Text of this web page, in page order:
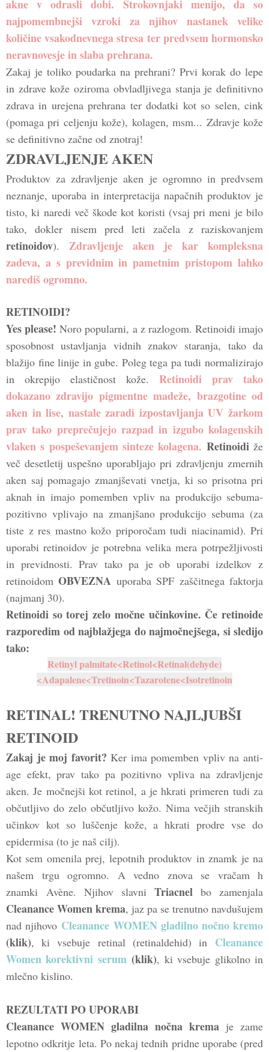
akne v odrasli dobi. Strokovnjaki menijo, da so
najpomembnejši vzroki za njihov nastanek velike
količine vsakodnevnega stresa ter predvsem hormonsko
neravnovesje in slaba prehrana.
Zakaj je toliko poudarka na prehrani? Prvi korak do lepe
in zdrave kože oziroma obvladljivega stanja je definitivno
zdrava in urejena prehrana ter dodatki kot so selen, cink
(pomaga pri celjenju kože), kolagen, msm... Zdravje kože
se definitivno začne od znotraj!
ZDRAVLJENJE AKEN
Produktov za zdravljenje aken je ogromno in predvsem
neznanje, uporaba in interpretacija napačnih produktov je
tisto, ki naredi več škode kot koristi (vsaj pri meni je bilo
tako, dokler nisem pred leti začela z raziskovanjem
retinoidov). Zdravljenje aken je kar kompleksna
zadeva, a s previdnim in pametnim pristopom lahko
narediš ogromno.
RETINOIDI?
Yes please!Noro popularni, a z razlogom. Retinoidi imajo
sposobnost ustavljanja vidnih znakov staranja, tako da
blažijo fine linije in gube. Poleg tega pa tudi normalizirajo
in okrepijo elastičnost kože. Retinoidi prav tako
dokazano zdravijo pigmentne madeže, brazgotine od
aken in lise, nastale zaradi izpostavljanja UV žarkom
prav tako preprečujejo razpad in izgubo kolagenskih
vlaken s pospeševanjem sinteze kolagena. Retinoidiže
več desetletij uspešno uporabljajo pri zdravljenju zmernih
aken saj pomagajo zmanjševati vnetja, ki so prisotna pri
aknah in imajo pomemben vpliv na produkcijo sebuma-
pozitivno vplivajo na zmanjšano produkcijo sebuma (za
tiste z res mastno kožo priporočam tudi niacinamid). Pri
uporabi retinoidov je potrebna velika mera potrpežljivosti
in previdnosti. Prav tako pa je ob uporabi izdelkov z
retinoidomOBVEZNA uporaba SPF zaščitnega faktorja
(najmanj 30).
Retinoidi so torej zelo močne učinkovine. Če retinoide
razporedim od najblažjega do najmočnejšega, si sledijo
tako:
Retinyl palmitate<Retinol<Retinal(dehyde)
<Adapalene<Tretinoin<Tazarotene<Isotretinoin
RETINAL! TRENUTNO NAJLJUBŠI
RETINOID
Zakaj je moj favorit? Ker ima pomemben vpliv na anti-
age efekt, prav tako pa pozitivno vpliva na zdravljenje
aken. Je močnejši kot retinol, a je hkrati primeren tudi za
občutljivo do zelo občutljivo kožo. Nima večjih stranskih
učinkov kot so luščenje kože, a hkrati prodre vse do
epidermisa (to je naš cilj).
Kot sem omenila prej, lepotnih produktov in znamk je na
našem trgu ogromno. A vedno znova se vračam h
znamki Avène. Njihov slavni Triacnel bo zamenjala
Cleanance Women krema, jaz pa se trenutno navdušujem
nad njihovo Cleanance WOMEN gladilno nočno kremo
(klik), ki vsebuje retinal (retinaldehid) in Cleanance
Women korektivni serum(klik), ki vsebuje glikolno in
mlečno kislino.
REZULTATI PO UPORABI
Cleanance WOMEN gladilna nočna krema je zame
lepotno odkritje leta. Po nekaj tednih pridne uporabe (pred